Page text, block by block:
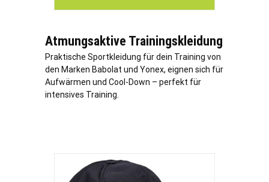
Atmungsaktive Trainingskleidung
Praktische Sportkleidung für dein Training von
den Marken Babolat und Yonex, eignen sich für
Aufwärmen und Cool-Down – perfekt für
intensives Training.